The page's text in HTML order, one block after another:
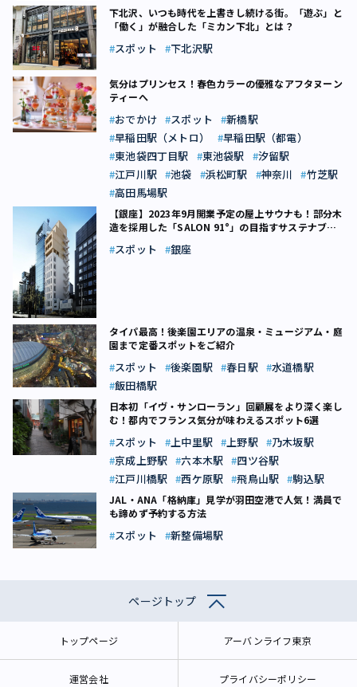
下北沢、いつも時代を上書きし続ける街。「遊ぶ」と
「働く」が融合した「ミカン下北」とは？
スポット 下北沢駅
気分はプリンセス！春色カラーの優雅なアフタヌーン
ティーへ
おでかけ スポット
新橋駅
早稲田駅（メトロ）
早稲田駅（都電）
東池袋四丁目駅
東池袋駅
汐留駅
江戸川駅
池袋 浜松町駅 神奈川
竹芝駅
高田馬場駅
【銀座】2023年9月開業予定の屋上サウナも！部分木
造を採用した「SALON 91°」の目指すサステナブル
スポット 銀座
タイパ最高！後楽園エリアの温泉・ミュージアム・庭
園まで定番スポットをご紹介
スポット 後楽園駅 春日駅
水道橋駅
飯田橋駅
日本初「イヴ・サンローラン」回顧展をより深く楽し
む！都内でフランス気分が味わえるスポット6選
スポット 上中里駅 上野駅
乃木坂駅
京成上野駅
六本木駅
四ツ谷駅
江戸川橋駅
西ケ原駅 飛鳥山駅 駒込駅
JAL・ANA「格納庫」見学が羽田空港で人気！満員で
も諦めず予約する方法
スポット 新整備場駅
ページトップ
トップページ アーバンライフ東京
運営会社 プライバシーポリシー